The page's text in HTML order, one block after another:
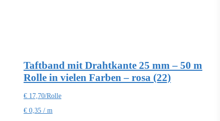
Taftband mit Drahtkante 25 mm – 50 m
Rolle in vielen Farben – rosa (22)
€ 17,70/Rolle
€ 0,35 / m